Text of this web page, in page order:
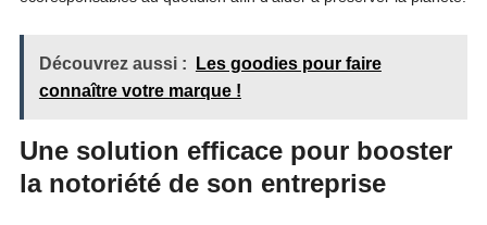
Découvrez aussi :
Les goodies pour faire
connaître votre marque !
Une solution efficace pour booster
la notoriété de son entreprise